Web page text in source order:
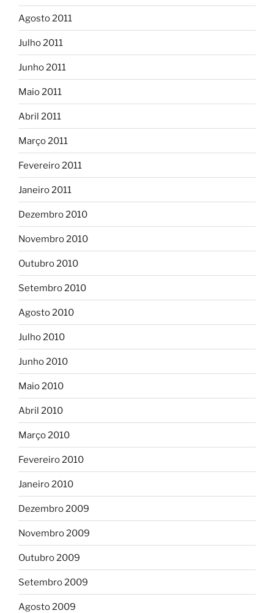
Agosto 2011
Julho 2011
Junho 2011
Maio 2011
Abril 2011
Março 2011
Fevereiro 2011
Janeiro 2011
Dezembro 2010
Novembro 2010
Outubro 2010
Setembro 2010
Agosto 2010
Julho 2010
Junho 2010
Maio 2010
Abril 2010
Março 2010
Fevereiro 2010
Janeiro 2010
Dezembro 2009
Novembro 2009
Outubro 2009
Setembro 2009
Agosto 2009